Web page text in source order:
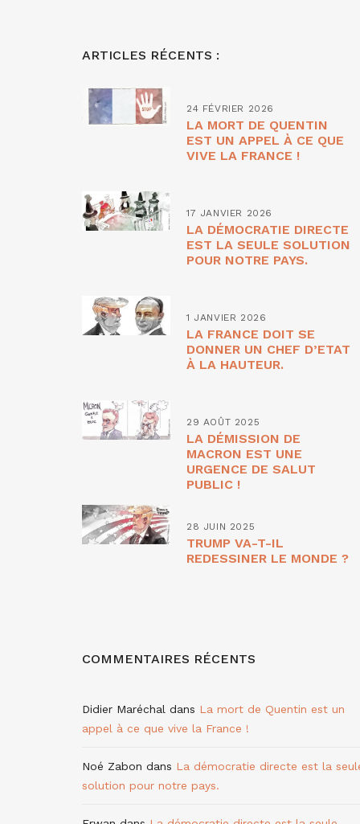
ARTICLES RÉCENTS :
24 FÉVRIER 2026
LA MORT DE QUENTIN
EST UN APPEL À CE QUE
VIVE LA FRANCE !
17 JANVIER 2026
LA DÉMOCRATIE DIRECTE
EST LA SEULE SOLUTION
POUR NOTRE PAYS.
1 JANVIER 2026
LA FRANCE DOIT SE
DONNER UN CHEF D’ETAT
À LA HAUTEUR.
29 AOÛT 2025
LA DÉMISSION DE
MACRON EST UNE
URGENCE DE SALUT
PUBLIC !
28 JUIN 2025
TRUMP VA-T-IL
REDESSINER LE MONDE ?
COMMENTAIRES RÉCENTS
Didier Maréchal dans La mort de Quentin est un
appel à ce que vive la France !
Noé Zabon dans La démocratie directe est la
solution pour notre pays.